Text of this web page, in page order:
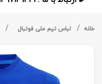
خانه لباس تیم ملی فوتبال